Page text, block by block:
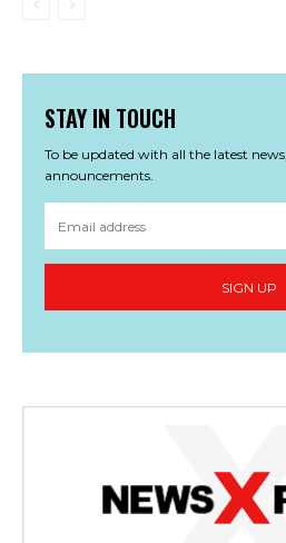
STAY IN TOUCH
To be updated with all the latest
announcements.
SIGN UP